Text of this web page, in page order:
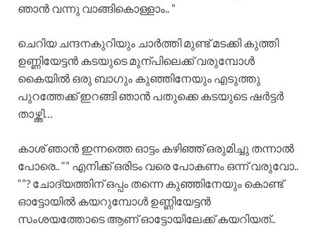
ഞാൻ വന്നു വാങ്ങികൊള്ളാം.. ”
ചെറിയ ചന്ദനകുറിയും ചാർത്തി മുണ്ട് മടക്കി കുത്തി
ഉണ്ണിയേട്ടൻ കടയുടെ മുന്പിലെക്ക്‌ വരുമ്പോൾ
കൈയിൽ ഒരു ബാഗും കുഞ്ഞിനേയും എടുത്തു
പുറത്തേക്ക് ഇറങ്ങി ഞാൻ പതുക്കെ കടയുടെ ഷർട്ടർ
താഴ്ത്തി…
കാശ് ഞാൻ ഇന്നത്തെ ഓട്ടം കഴിഞ്ഞ് ഒരുമിച്ചു തന്നാൽ
പോരെ.. “” എനിക്ക് ഒരിടം വരെ പോകണം ഒന്ന് വരുവോ..
“”? ചോദ്യത്തിന് ഒപ്പം തന്നെ കുഞ്ഞിനേയും കൊണ്ട്
ഓട്ടോയിൽ കയറുമ്പോൾ ഉണ്ണിയേട്ടൻ
സംശയത്തോടെ ആണ് ഓട്ടോയിലേക്ക് കയറിയത്..